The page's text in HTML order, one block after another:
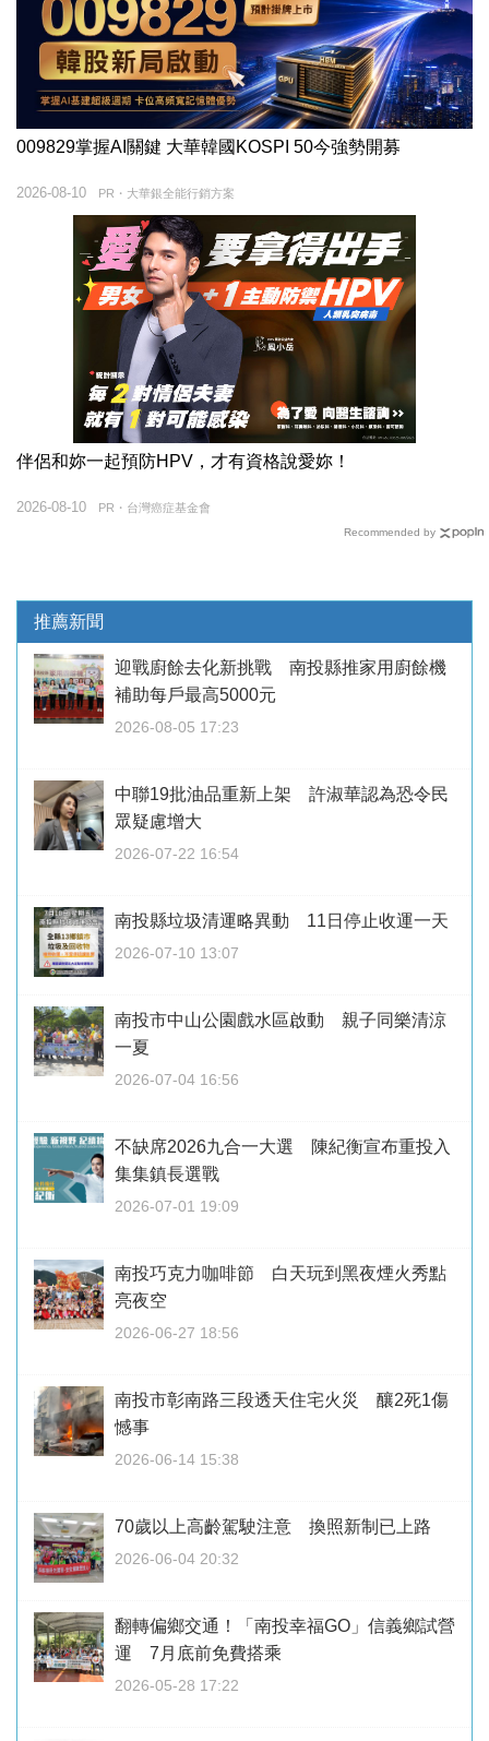
009829掌握AI關鍵 大華韓國KOSPI 50今強勢開募
PR・大華銀全能行銷方案
2026-08-10
伴侶和妳一起預防HPV，才有資格說愛妳！
PR・台灣癌症基金會
2026-08-10
Recommended by
推薦新聞
迎戰廚餘去化新挑戰 南投縣推家用廚餘機
補助每戶最高5000元
2026-08-05 17:23
中聯19批油品重新上架 許淑華認為恐令民
眾疑慮增大
2026-07-22 16:54
南投縣垃圾清運略異動 11日停止收運一天
2026-07-10 13:07
南投市中山公園戲水區啟動 親子同樂清涼
一夏
2026-07-04 16:56
不缺席2026九合一大選 陳紀衡宣布重投入
集集鎮長選戰
2026-07-01 19:09
南投巧克力咖啡節 白天玩到黑夜煙火秀點
亮夜空
2026-06-27 18:56
南投市彰南路三段透天住宅火災 釀2死1傷
憾事
2026-06-14 15:38
70歲以上高齡駕駛注意 換照新制已上路
2026-06-04 20:32
翻轉偏鄉交通！「南投幸福GO」信義鄉試營
運 7月底前免費搭乘
2026-05-28 17:22